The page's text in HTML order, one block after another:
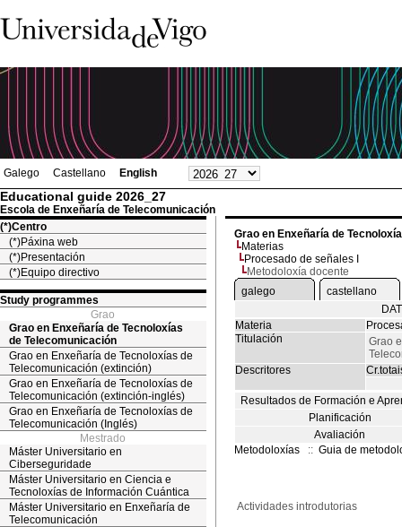
Galego Castellano English
Educational guide 2026_27
Escola de Enxeñaría de Telecomunicación
(*)Centro
(*)Páxina web
(*)Presentación
(*)Equipo directivo
Study programmes
Grao
Grao en Enxeñaría de Tecnoloxías
de Telecomunicación
Grao en Enxeñaría de Tecnoloxías de
Telecomunicación (extinción)
Grao en Enxeñaría de Tecnoloxías de
Telecomunicación (extinción-inglés)
Grao en Enxeñaría de Tecnoloxías de
Telecomunicación (Inglés)
Mestrado
Máster Universitario en
Ciberseguridade
Máster Universitario en Ciencia e
Tecnoloxías de Información Cuántica
Máster Universitario en Enxeñaría de
Telecomunicación
Grao en Enxeñaría de
Materias
Procesado de señales I
Metodoloxía docente
galego
castellano
Materia
Titulación
Grao
Descritores
Resultados de Formación e
Planificación
Avaliación
Metodoloxías
:: Guia de
Actividades introdutorias